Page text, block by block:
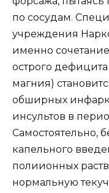
по сосудам.
учреждения
именно
острого
магния)
обширных
инсультов в
Самостоятельно,
капельного
полиионных
нормальную